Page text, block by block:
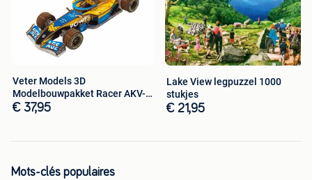
Veter Models 3D
Modelbouwpakket Racer AKV-
17
€ 37,95
Lake View legpuzzel 1000
stukjes
€ 21,95
Mots-clés populaires